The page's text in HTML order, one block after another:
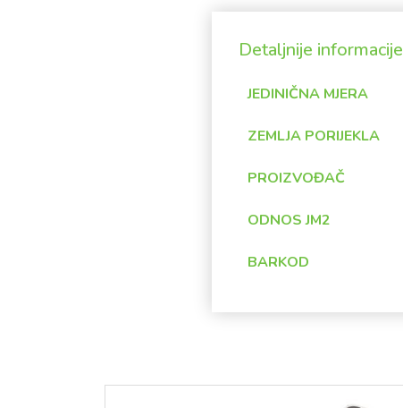
Detaljnije informacije
JEDINIČNA MJERA
ZEMLJA PORIJEKLA
PROIZVOĐAČ
ODNOS JM2
BARKOD